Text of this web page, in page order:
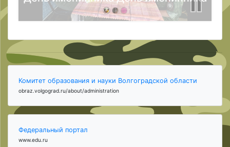
Комитет образования и науки Волгоградской области
obraz.volgograd.ru/about/administration
Федеральный портал
www.edu.ru